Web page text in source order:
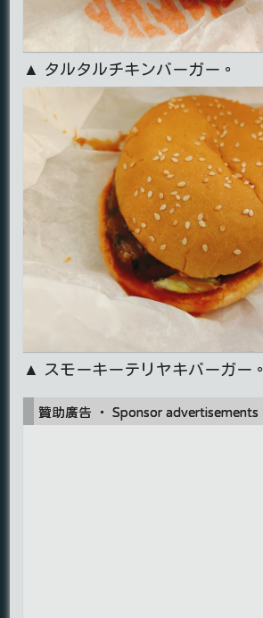
▲ タルタルチキンバーガー。
▲ スモーキーテリヤキバーガー。
贊助廣告 ‧ Sponsor advertisements